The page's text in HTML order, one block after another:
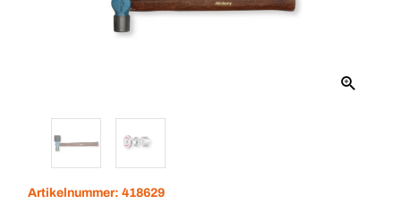
Artikelnummer: 418629